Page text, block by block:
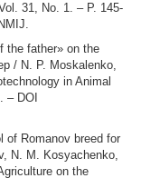
31, No. 1. – P. 145-
the father» on the
/ N. P. Moskalenko,
in Animal
– DOI
of Romanov breed for
N. M. Kosyachenko,
on the